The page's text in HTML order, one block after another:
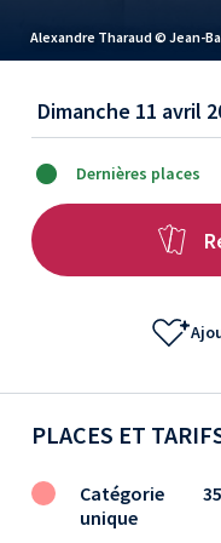
Alexandre Tharaud © Jean-
Dimanche 11 avril
Dernières places
PLACES ET
Catégorie
unique